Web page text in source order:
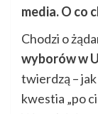
media. O co
Chodzi o
wyborów w
twierdzą –
kwestia „po